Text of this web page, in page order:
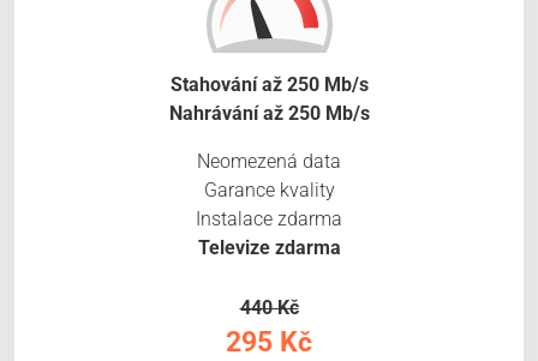
Stahování až 250 Mb/s
Nahrávání až 250 Mb/s
Neomezená data
Garance kvality
Instalace zdarma
Televize zdarma
440 Kč
295 Kč